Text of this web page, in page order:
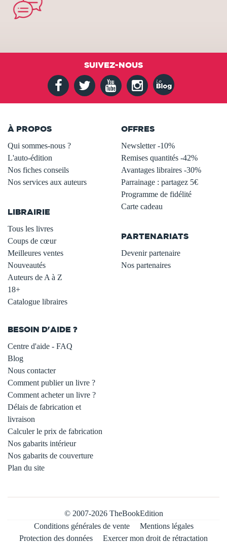
SUIVEZ-NOUS
À PROPOS
Qui sommes-nous ?
L'auto-édition
Nos fiches conseils
Nos services aux auteurs
LIBRAIRIE
Tous les livres
Coups de cœur
Meilleures ventes
Nouveautés
Auteurs de A à Z
18+
Catalogue libraires
OFFRES
Newsletter -10%
Remises quantités -42%
Avantages libraires -30%
Parrainage : partagez 5€
Programme de fidélité
Carte cadeau
PARTENARIATS
Devenir partenaire
Nos partenaires
BESOIN D'AIDE ?
Centre d'aide - FAQ
Blog
Nous contacter
Comment publier un livre ?
Comment acheter un livre ?
Délais de fabrication et
livraison
Calculer le prix de fabrication
Nos gabarits intérieur
Nos gabarits de couverture
Plan du site
© 2007-2026 TheBookEdition
Conditions générales de vente
Mentions légales
Protection des données
Exercer mon droit de rétractation